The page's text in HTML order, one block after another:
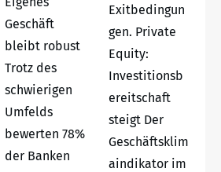
Geschäft
bleibt robust
Trotz des
schwierigen
Umfelds
bewerten 78%
der Banken
Exitbedingun
gen. Private
Equity:
Investitionsb
ereitschaft
steigt Der
Geschäftsklim
aindikator im